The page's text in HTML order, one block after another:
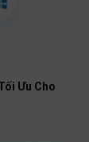
Ưu Cho